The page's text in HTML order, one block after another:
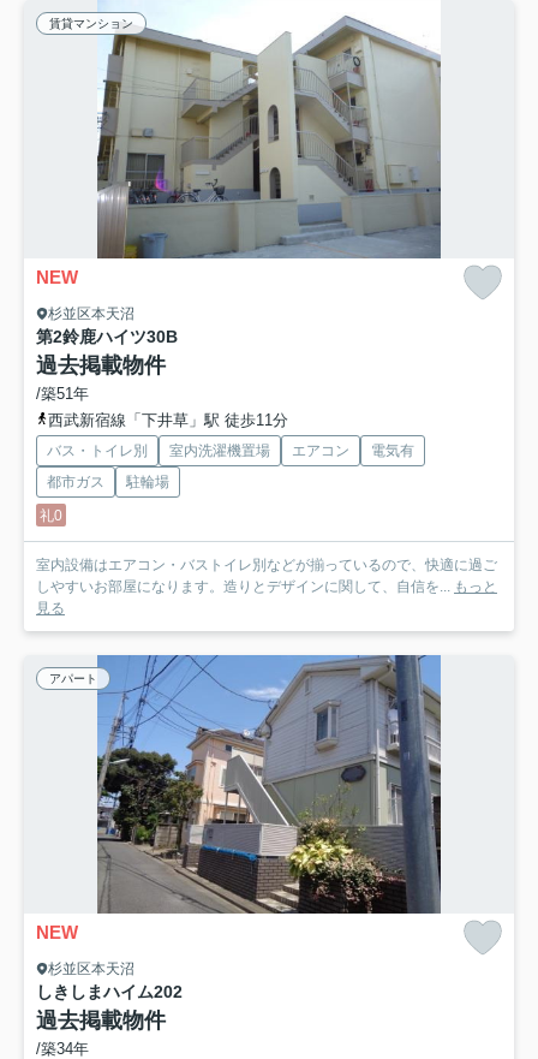
賃貸マンション
NEW
杉並区本天沼
第2鈴鹿ハイツ30B
過去掲載物件
/築51年
西武新宿線「下井草」駅 徒歩11分
バス・トイレ別 室内洗濯機置場 エアコン
電気有
都市ガス
駐輪場
礼0
室内設備はエアコン・バストイレ別などが揃っているので、快適に過ご
しやすいお部屋になります。造りとデザインに関して、自信を...
もっと
見る
アパート
NEW
杉並区本天沼
しきしまハイム202
過去掲載物件
/築34年